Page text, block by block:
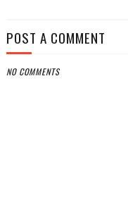
POST A COMMENT
NO COMMENTS